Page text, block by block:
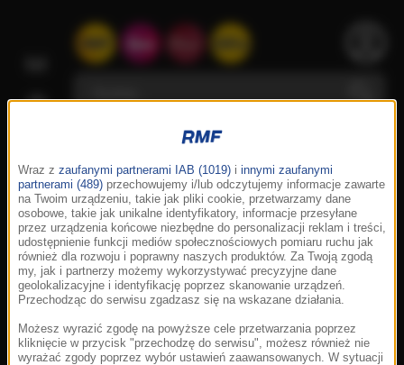
Wraz z zaufanymi partnerami IAB (1019) i innymi zaufanymi
partnerami (489) przechowujemy i/lub odczytujemy informacje zawarte
na Twoim urządzeniu, takie jak pliki cookie, przetwarzamy dane
osobowe, takie jak unikalne identyfikatory, informacje przesyłane
przez urządzenia końcowe niezbędne do personalizacji reklam i treści,
udostępnienie funkcji mediów społecznościowych pomiaru ruchu jak
również dla rozwoju i poprawny naszych produktów. Za Twoją zgodą
my, jak i partnerzy możemy wykorzystywać precyzyjne dane
geolokalizacyjne i identyfikację poprzez skanowanie urządzeń.
Przechodząc do serwisu zgadzasz się na wskazane działania.
Możesz wyrazić zgodę na powyższe cele przetwarzania poprzez
kliknięcie w przycisk "przechodzę do serwisu", możesz również nie
wyrażać zgody poprzez wybór ustawień zaawansowanych. W sytuacji